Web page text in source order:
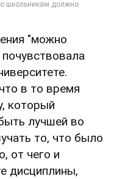
"можно
в то время
который
лучшей во
то, что было
от чего и
дисциплины,